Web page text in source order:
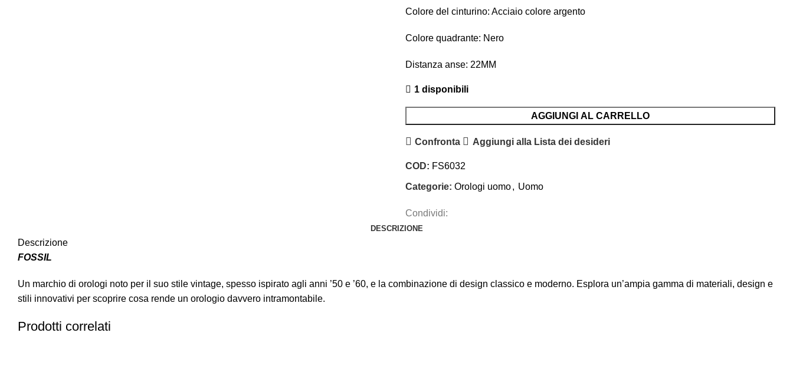
Colore del cinturino: Acciaio colore argento
Colore quadrante: Nero
Distanza anse: 22MM
1 disponibili
AGGIUNGI AL CARRELLO
Confronta Aggiungi alla Lista dei desideri
COD: FS6032
Categorie: Orologi uomo, Uomo
Condividi:
DESCRIZIONE
Descrizione
FOSSIL
Un marchio di orologi noto per il suo stile vintage, spesso ispirato agli anni ’50 e ’60, e la combinazione di design classico e moderno. Esplora un’ampia gamma di materiali, design e
stili innovativi per scoprire cosa rende un orologio davvero intramontabile.
Prodotti correlati